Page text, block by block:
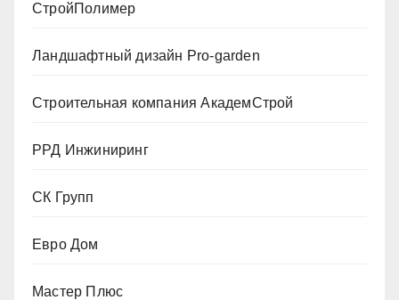
СтройПолимер
Ландшафтный дизайн Pro-garden
Строительная компания АкадемСтрой
РРД Инжиниринг
СК Групп
Евро Дом
Мастер Плюс